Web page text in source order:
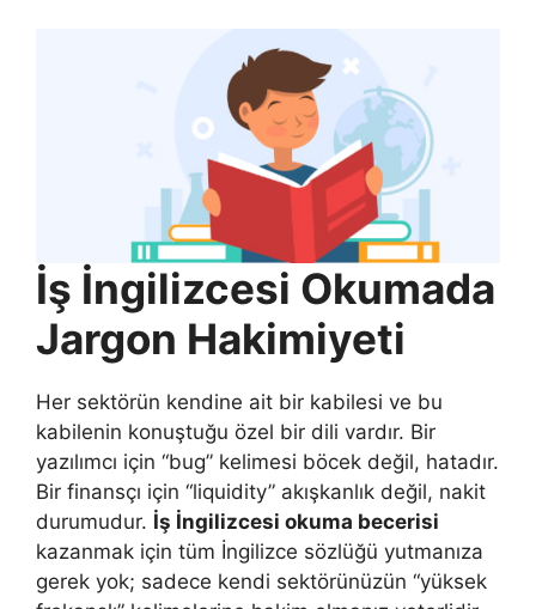
İş İngilizcesi Okumada
Jargon Hakimiyeti
Her sektörün kendine ait bir kabilesi ve bu
kabilenin konuştuğu özel bir dili vardır. Bir
yazılımcı için “bug” kelimesi böcek değil, hatadır.
Bir finansçı için “liquidity” akışkanlık değil, nakit
durumudur. İş İngilizcesi okuma becerisi
kazanmak için tüm İngilizce sözlüğü yutmanıza
gerek yok; sadece kendi sektörünüzün “yüksek